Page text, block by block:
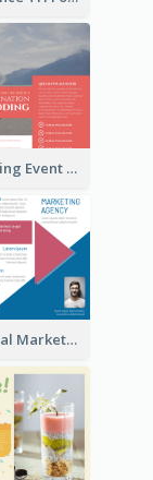
Red Wedding Event Tri Fold Brochure
Professional Marketing Informational Tri Fold Brochure